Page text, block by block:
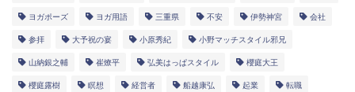
ヨガポーズ ヨガ用語 三重県 不安 伊勢神宮 会社
参拝 大予祝の宴 小原秀紀 小野マッチスタイル邪兄
山納銀之輔 崔燎平 弘美はっぱスタイル 櫻庭大王
櫻庭露樹 瞑想 経営者 船越康弘 起業 転職